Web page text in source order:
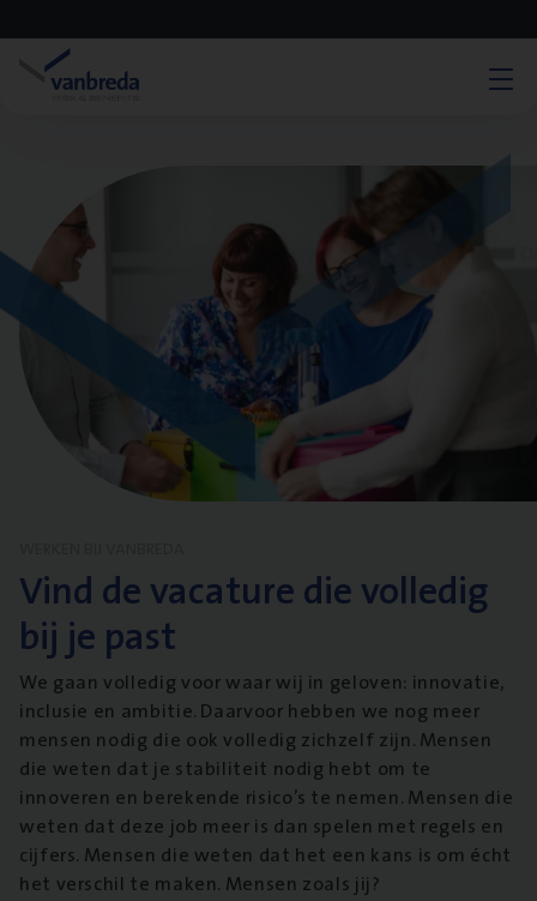
Vind de vacature die volledig
bij je past
We gaan volledig voor waar wij in geloven: innovatie,
inclusie en ambitie. Daarvoor hebben we nog meer
mensen nodig die ook volledig zichzelf zijn. Mensen
die weten dat je stabiliteit nodig hebt om te
innoveren en berekende risico’s te nemen. Mensen die
weten dat deze job meer is dan spelen met regels en
cijfers. Mensen die weten dat het een kans is om écht
het verschil te maken. Mensen zoals jij?